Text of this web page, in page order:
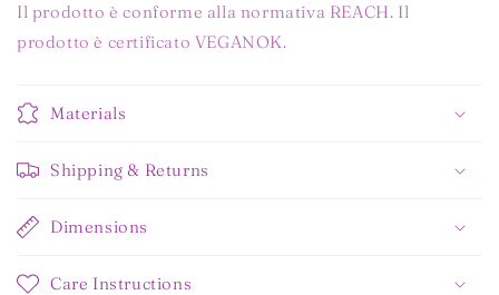
Il prodotto è conforme alla normativa REACH. Il
prodotto è certificato VEGANOK.
Materials
Shipping & Returns
Dimensions
Care Instructions